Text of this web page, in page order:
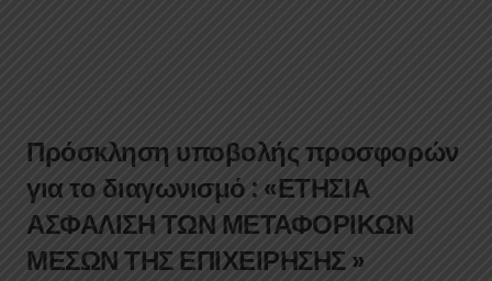
Πρόσκληση υποβολής προσφορών
για το διαγωνισμό : «ΕΤΗΣΙΑ
ΑΣΦΑΛΙΣΗ ΤΩΝ ΜΕΤΑΦΟΡΙΚΩΝ
ΜΕΣΩΝ ΤΗΣ ΕΠΙΧΕΙΡΗΣΗΣ »